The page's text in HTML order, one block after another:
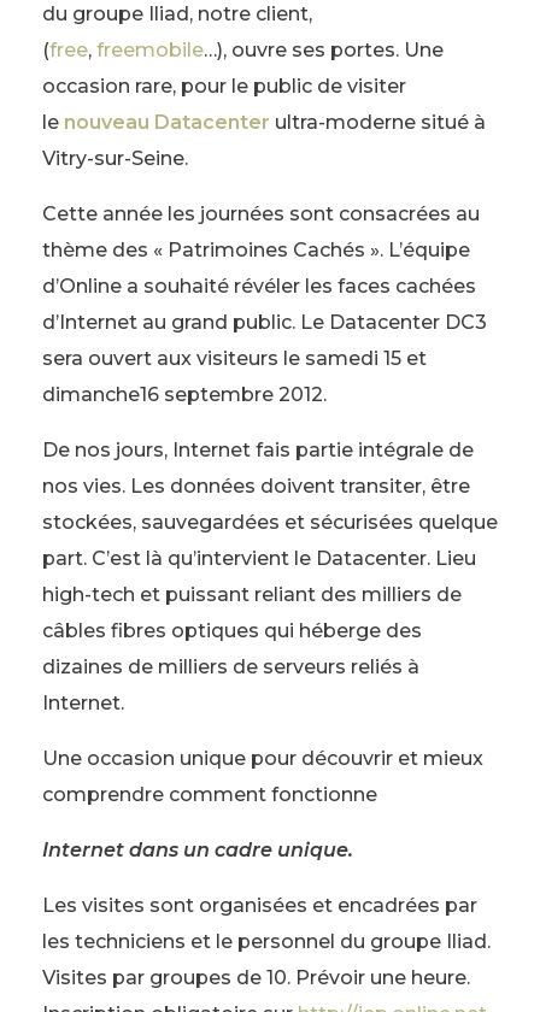
du groupe Iliad, notre client,
(free, freemobile…), ouvre ses portes. Une
occasion rare, pour le public de visiter
le nouveau Datacenter ultra-moderne situé à
Vitry-sur-Seine.
Cette année les journées sont consacrées au
thème des « Patrimoines Cachés ». L’équipe
d’Online a souhaité révéler les faces cachées
d’Internet au grand public. Le Datacenter DC3
sera ouvert aux visiteurs le samedi 15 et
dimanche16 septembre 2012.
De nos jours, Internet fais partie intégrale de
nos vies. Les données doivent transiter, être
stockées, sauvegardées et sécurisées quelque
part. C’est là qu’intervient le Datacenter. Lieu
high-tech et puissant reliant des milliers de
câbles fibres optiques qui héberge des
dizaines de milliers de serveurs reliés à
Internet.
Une occasion unique pour découvrir et mieux
comprendre comment fonctionne
Internet dans un cadre unique.
Les visites sont organisées et encadrées par
les techniciens et le personnel du groupe Iliad.
Visites par groupes de 10. Prévoir une heure.